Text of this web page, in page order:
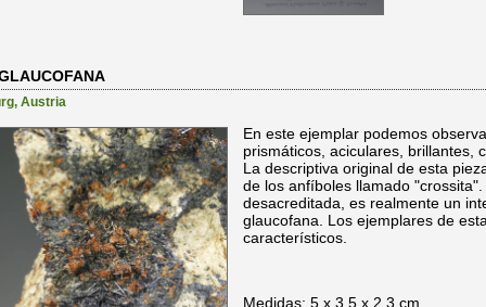
, Austria
En este ejemplar podemos
prismáticos, aciculares, brillantes,
La descriptiva original de esta
de los anfíboles llamado
desacreditada, es realmente un
glaucofana. Los ejemplares de
característicos.
Medidas: 5 x 3.5 x 2.3 cm.